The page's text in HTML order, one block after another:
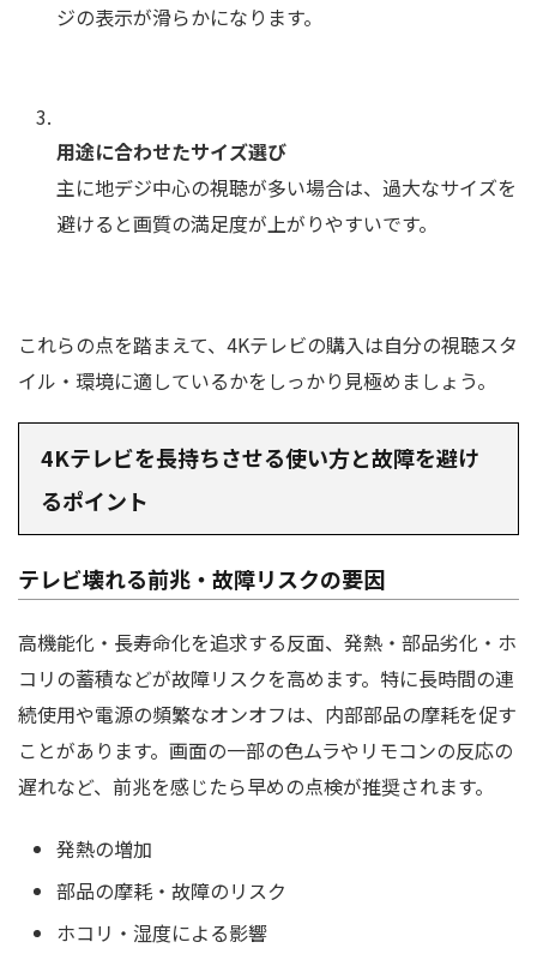
ジの表示が滑らかになります。
用途に合わせたサイズ選び
主に地デジ中心の視聴が多い場合は、過大なサイズを
避けると画質の満足度が上がりやすいです。
これらの点を踏まえて、4Kテレビの購入は自分の視聴スタ
イル・環境に適しているかをしっかり見極めましょう。
4Kテレビを長持ちさせる使い方と故障を避け
るポイント
テレビ壊れる前兆・故障リスクの要因
高機能化・長寿命化を追求する反面、発熱・部品劣化・ホ
コリの蓄積などが故障リスクを高めます。特に長時間の連
続使用や電源の頻繁なオンオフは、内部部品の摩耗を促す
ことがあります。画面の一部の色ムラやリモコンの反応の
遅れなど、前兆を感じたら早めの点検が推奨されます。
発熱の増加
部品の摩耗・故障のリスク
ホコリ・湿度による影響